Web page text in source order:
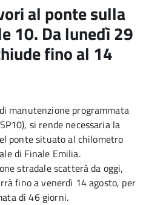
al ponte sulla
10. Da lunedì 29
fino al 14
manutenzione programmata
si rende necessaria la
ponte situato al chilometro
di Finale Emilia.
stradale scatterà da oggi,
fino a venerdì 14 agosto, per
di 46 giorni.